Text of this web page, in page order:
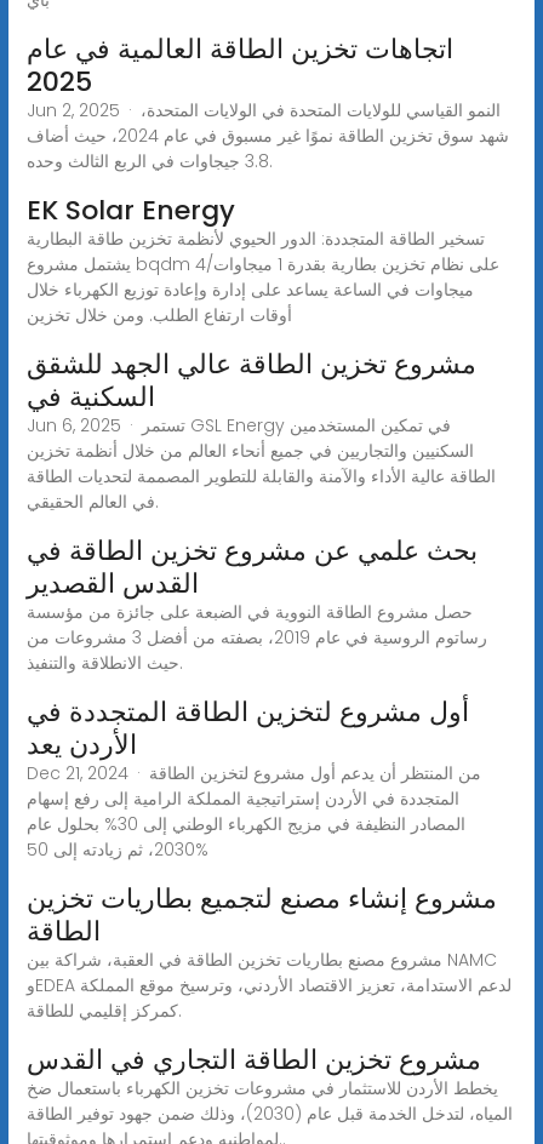
اتجاهات تخزين الطاقة العالمية في عام
2025
Jun 2, 2025 · النمو القياسي للولايات المتحدة في الولايات المتحدة،
شهد سوق تخزين الطاقة نموًا غير مسبوق في عام 2024، حيث أضاف
3.8 جيجاوات في الربع الثالث وحده.
EK Solar Energy
تسخير الطاقة المتجددة: الدور الحيوي لأنظمة تخزين طاقة البطارية
يشتمل مشروع bqdm على نظام تخزين بطارية بقدرة 1 ميجاوات/4
ميجاوات في الساعة يساعد على إدارة وإعادة توزيع الكهرباء خلال
أوقات ارتفاع الطلب. ومن خلال تخزين
مشروع تخزين الطاقة عالي الجهد للشقق
السكنية في
Jun 6, 2025 · تستمر GSL Energy في تمكين المستخدمين
السكنيين والتجاريين في جميع أنحاء العالم من خلال أنظمة تخزين
الطاقة عالية الأداء والآمنة والقابلة للتطوير المصممة لتحديات الطاقة
في العالم الحقيقي.
بحث علمي عن مشروع تخزين الطاقة في
القدس القصدير
حصل مشروع الطاقة النووية في الضبعة على جائزة من مؤسسة
رساتوم الروسية في عام 2019، بصفته من أفضل 3 مشروعات من
حيث الانطلاقة والتنفيذ.
أول مشروع لتخزين الطاقة المتجددة في
الأردن يعد
Dec 21, 2024 · من المنتظر أن يدعم أول مشروع لتخزين الطاقة
المتجددة في الأردن إستراتيجية المملكة الرامية إلى رفع إسهام
المصادر النظيفة في مزيج الكهرباء الوطني إلى 30% بحلول عام
2030، ثم زيادته إلى 50%
مشروع إنشاء مصنع لتجميع بطاريات تخزين
الطاقة
مشروع مصنع بطاريات تخزين الطاقة في العقبة، شراكة بين NAMC
وEDEA لدعم الاستدامة، تعزيز الاقتصاد الأردني، وترسيخ موقع المملكة
كمركز إقليمي للطاقة.
مشروع تخزين الطاقة التجاري في القدس
يخطط الأردن للاستثمار في مشروعات تخزين الكهرباء باستعمال ضخ
المياه، لتدخل الخدمة قبل عام (2030)، وذلك ضمن جهود توفير الطاقة
لمواطنيه ودعم استمرارها وموثوقيتها..